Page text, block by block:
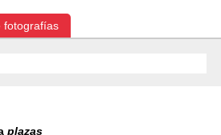
fotografías
plazas